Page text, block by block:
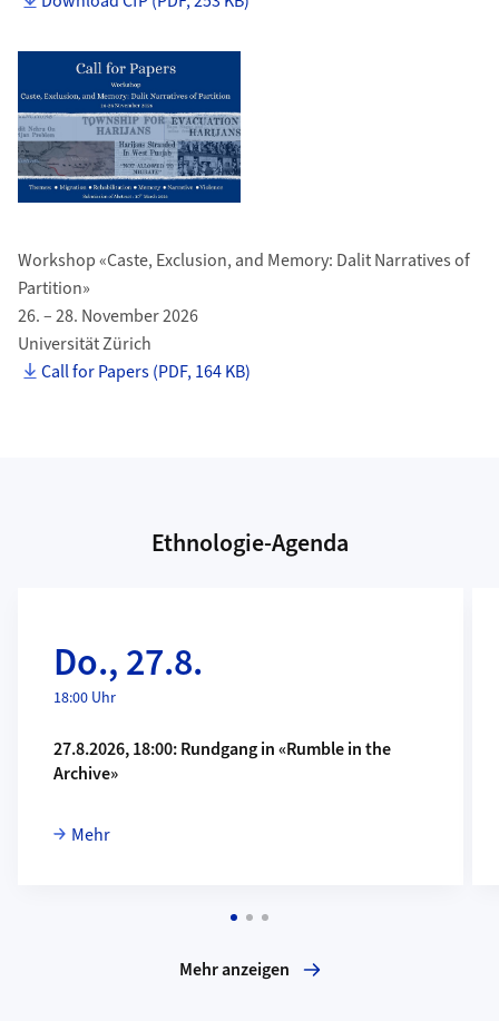
Workshop «Caste, Exclusion, and Memory: Dalit Narratives of
Partition»
26. – 28. November 2026
Universität Zürich
Call for Papers (PDF, 164 KB)
Ethnologie-Agenda
Do., 27.8.
18:00 Uhr
27.8.2026, 18:00: Rundgang in «Rumble in the
Archive»
Mehr
Mehr anzeigen